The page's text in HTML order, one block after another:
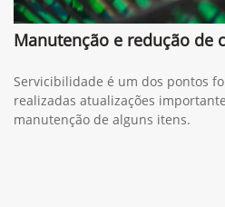
Manutenção e redução de
Servicibilidade é um dos pontos
realizadas atualizações
manutenção de alguns itens.